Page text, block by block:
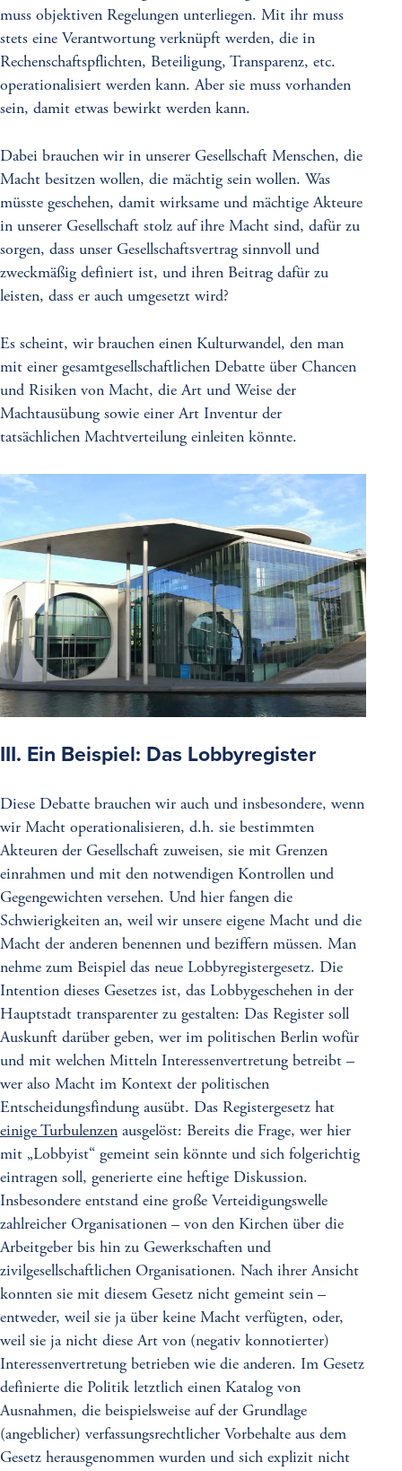
muss objektiven Regelungen unterliegen. Mit ihr muss
stets eine Verantwortung verknüpft werden, die in
Rechenschaftspflichten, Beteiligung, Transparenz, etc.
operationalisiert werden kann. Aber sie muss vorhanden
sein, damit etwas bewirkt werden kann.
Dabei brauchen wir in unserer Gesellschaft Menschen, die
Macht besitzen wollen, die mächtig sein wollen. Was
müsste geschehen, damit wirksame und mächtige Akteure
in unserer Gesellschaft stolz auf ihre Macht sind, dafür zu
sorgen, dass unser Gesellschaftsvertrag sinnvoll und
zweckmäßig definiert ist, und ihren Beitrag dafür zu
leisten, dass er auch umgesetzt wird?
Es scheint, wir brauchen einen Kulturwandel, den man
mit einer gesamtgesellschaftlichen Debatte über Chancen
und Risiken von Macht, die Art und Weise der
Machtausübung sowie einer Art Inventur der
tatsächlichen Machtverteilung einleiten könnte.
III. Ein Beispiel: Das Lobbyregister
Diese Debatte brauchen wir auch und insbesondere, wenn
wir Macht operationalisieren, d.h. sie bestimmten
Akteuren der Gesellschaft zuweisen, sie mit Grenzen
einrahmen und mit den notwendigen Kontrollen und
Gegengewichten versehen. Und hier fangen die
Schwierigkeiten an, weil wir unsere eigene Macht und die
Macht der anderen benennen und beziffern müssen. Man
nehme zum Beispiel das neue Lobbyregistergesetz. Die
Intention dieses Gesetzes ist, das Lobbygeschehen in der
Hauptstadt transparenter zu gestalten: Das Register soll
Auskunft darüber geben, wer im politischen Berlin wofür
und mit welchen Mitteln Interessenvertretung betreibt –
wer also Macht im Kontext der politischen
Entscheidungsfindung ausübt. Das Registergesetz hat
einige Turbulenzen ausgelöst: Bereits die Frage, wer hier
mit „Lobbyist“ gemeint sein könnte und sich folgerichtig
eintragen soll, generierte eine heftige Diskussion.
Insbesondere entstand eine große Verteidigungswelle
zahlreicher Organisationen – von den Kirchen über die
Arbeitgeber bis hin zu Gewerkschaften und
zivilgesellschaftlichen Organisationen. Nach ihrer Ansicht
konnten sie mit diesem Gesetz nicht gemeint sein –
entweder, weil sie ja über keine Macht verfügten, oder,
weil sie ja nicht diese Art von (negativ konnotierter)
Interessenvertretung betrieben wie die anderen. Im Gesetz
definierte die Politik letztlich einen Katalog von
Ausnahmen, die beispielsweise auf der Grundlage
(angeblicher) verfassungsrechtlicher Vorbehalte aus dem
Gesetz herausgenommen wurden und sich explizit nicht